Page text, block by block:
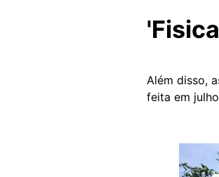
Além disso,
feita em